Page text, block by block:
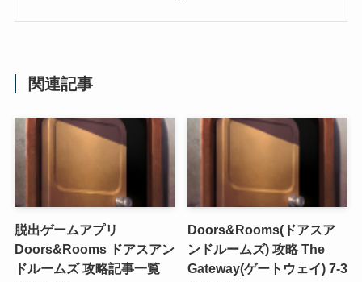
関連記事
脱出ゲームアプリ
Doors&Rooms ドアスアン
ドルームズ 攻略記事一覧
Doors&Rooms(ドアスア
ンドルームズ) 攻略 The
Gateway(ゲートウェイ) 7-3